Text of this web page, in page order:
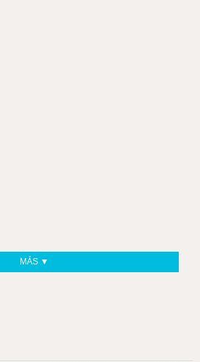
MÁS ▼